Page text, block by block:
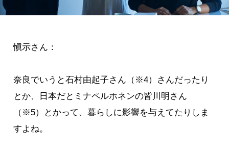
愼示さん：
奈良でいうと石村由起子さん（※4）さんだったり
とか、日本だとミナペルホネンの皆川明さん
（※5）とかって、暮らしに影響を与えてたりしま
すよね。